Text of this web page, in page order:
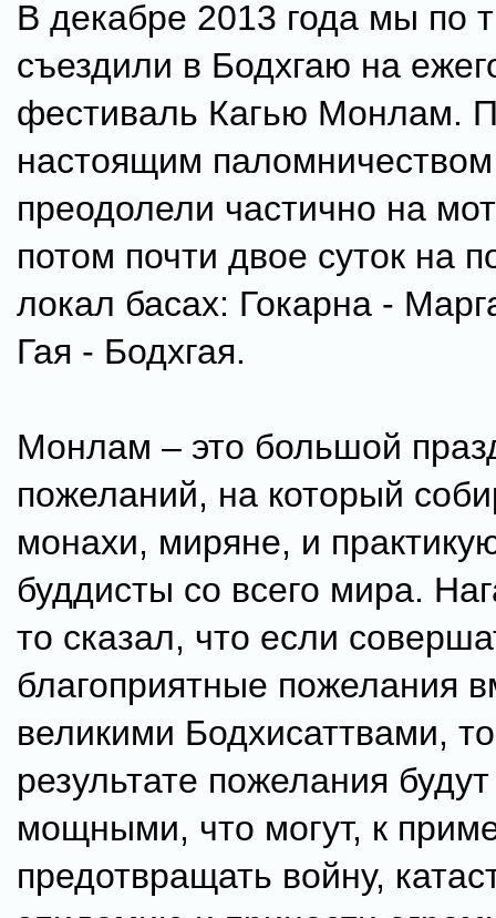
В декабре 2013 года мы по
съездили в Бодхгаю на
фестиваль Кагью Монлам.
настоящим
преодолели частично на
потом почти двое суток на
локал басах: Гокарна -
Гая - Бодхгая.
Монлам – это большой
пожеланий, на который
монахи, миряне, и
буддисты со всего мира.
то сказал, что если
благоприятные пожелания
великими Бодхисаттвами,
результате пожелания
мощными, что могут, к
предотвращать войну,